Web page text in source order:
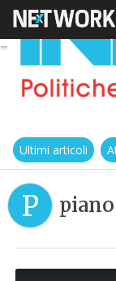
Ultimi articoli
P